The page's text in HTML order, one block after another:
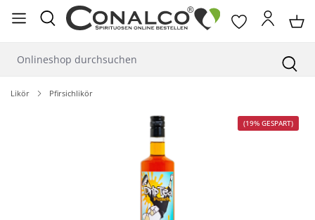
springen
Likör Pfirsichlikör
(19% GESPART)